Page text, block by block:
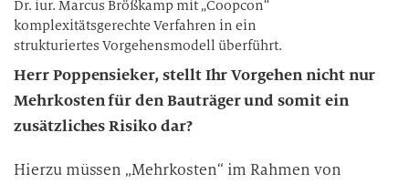
Dr. iur. Marcus Brößkamp mit „Coopcon“
komplexitätsgerechte Verfahren in ein
strukturiertes Vorgehensmodell überführt.
Herr Poppensieker, stellt Ihr Vorgehen nicht nur
Mehrkosten für den Bauträger und somit ein
zusätzliches Risiko dar?
Hierzu müssen „Mehrkosten“ im Rahmen von